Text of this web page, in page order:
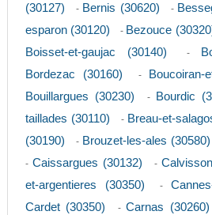
(30127)
- Bernis (30620) -
esparon (30120)
- Bezouce
Boisset-et-gaujac (30140) -
Bordezac (30160) - Boucoiran-
Bouillargues (30230) - Bourdic
taillades (30110)
- Breau-et-
(30190)
- Brouzet-les-ales (30580)
- Caissargues (30132) -
et-argentieres (30350)
-
Cardet (30350) -Carnas (30260)